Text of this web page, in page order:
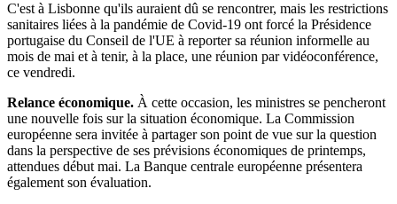
C'est à Lisbonne qu'ils auraient dû se rencontrer, mais les restrictions
sanitaires liées à la pandémie de Covid-19 ont forcé la Présidence
portugaise du Conseil de l'UE à reporter sa réunion informelle au
mois de mai et à tenir, à la place, une réunion par vidéoconférence,
ce vendredi.
Relance économique. À cette occasion, les ministres se pencheront
une nouvelle fois sur la situation économique. La Commission
européenne sera invitée à partager son point de vue sur la question
dans la perspective de ses prévisions économiques de printemps,
attendues début mai. La Banque centrale européenne présentera
également son évaluation.